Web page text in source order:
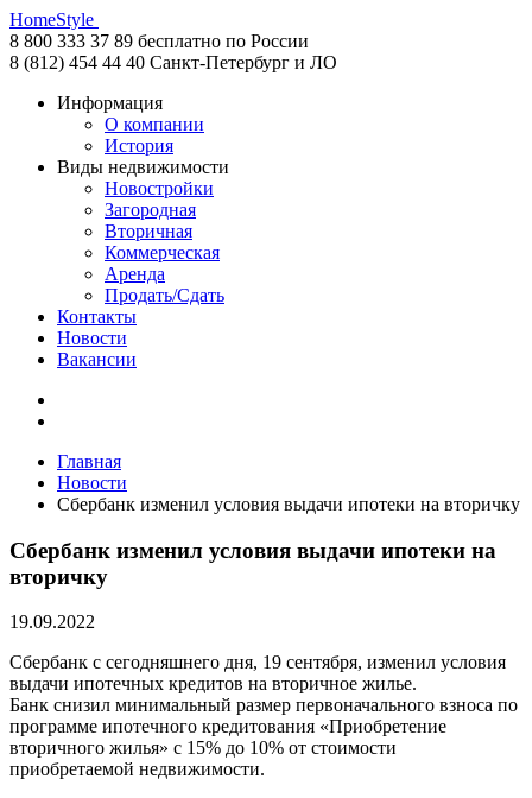
HomeStyle
8 800 333 37 89 бесплатно по России
8 (812) 454 44 40 Санкт-Петербург и ЛО
Информация
О компании
История
Виды недвижимости
Новостройки
Загородная
Вторичная
Коммерческая
Аренда
Продать/Сдать
Контакты
Новости
Вакансии
Главная
Новости
Сбербанк изменил условия выдачи ипотеки на вторичку
Сбербанк изменил условия выдачи ипотеки на
вторичку
19.09.2022
Сбербанк с сегодняшнего дня, 19 сентября, изменил условия
выдачи ипотечных кредитов на вторичное жилье.
Банк снизил минимальный размер первоначального взноса по
программе ипотечного кредитования «Приобретение
вторичного жилья» с 15% до 10% от стоимости
приобретаемой недвижимости.